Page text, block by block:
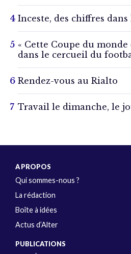
Inceste, des chiffres dans
« Cette Coupe du
dans le cercueil du
Rendez-vous au Rialto
Travail le dimanche, le
A PROPOS
Qui sommes-nous ?
La rédaction
Boîte à idées
Actus d’Alter
PUBLICATIONS